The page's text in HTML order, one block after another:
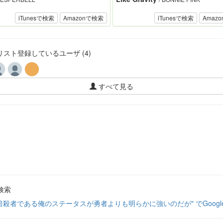
iTunesで検索 Amazonで検索 iTunesで検索
ト登録しているユーザ (4)
すべて見る
索
殺者である俺のステータスが勇者よりも明らかに強いのだが" で